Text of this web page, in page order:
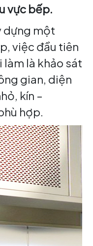
vực bếp.
dựng một
việc đầu tiên
làm là khảo sát
gian, diện
kín –
hợp.